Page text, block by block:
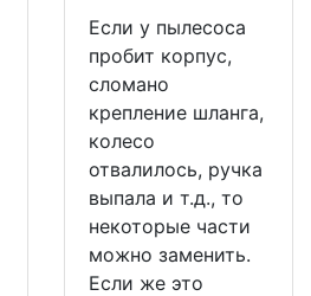
Если у пылесоса
пробит корпус,
сломано
крепление шланга,
колесо
отвалилось, ручка
выпала и т.д., то
некоторые части
можно заменить.
Если же это